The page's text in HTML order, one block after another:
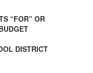
“FOR” OR
DISTRICT